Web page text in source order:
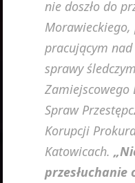
nie doszło do
Morawieckiego,
pracującym
sprawy
Spraw
Korupcji
Katowicach.
przesłuchanie